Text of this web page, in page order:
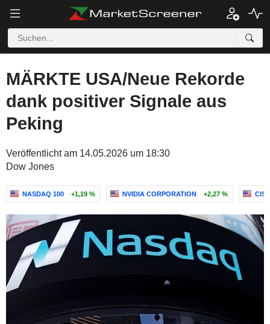
MÄRKTE USA/Neue Rekorde
dank positiver Signale aus
Peking
Veröffentlicht am 14.05.2026 um 18:30
Dow Jones
NASDAQ 100 +1,19 % NVIDIA CORPORATION +2,27 %